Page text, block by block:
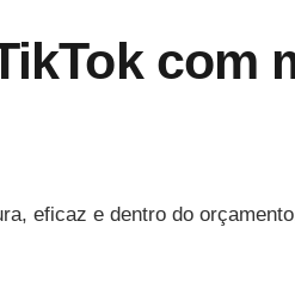
com
eficaz e dentro do